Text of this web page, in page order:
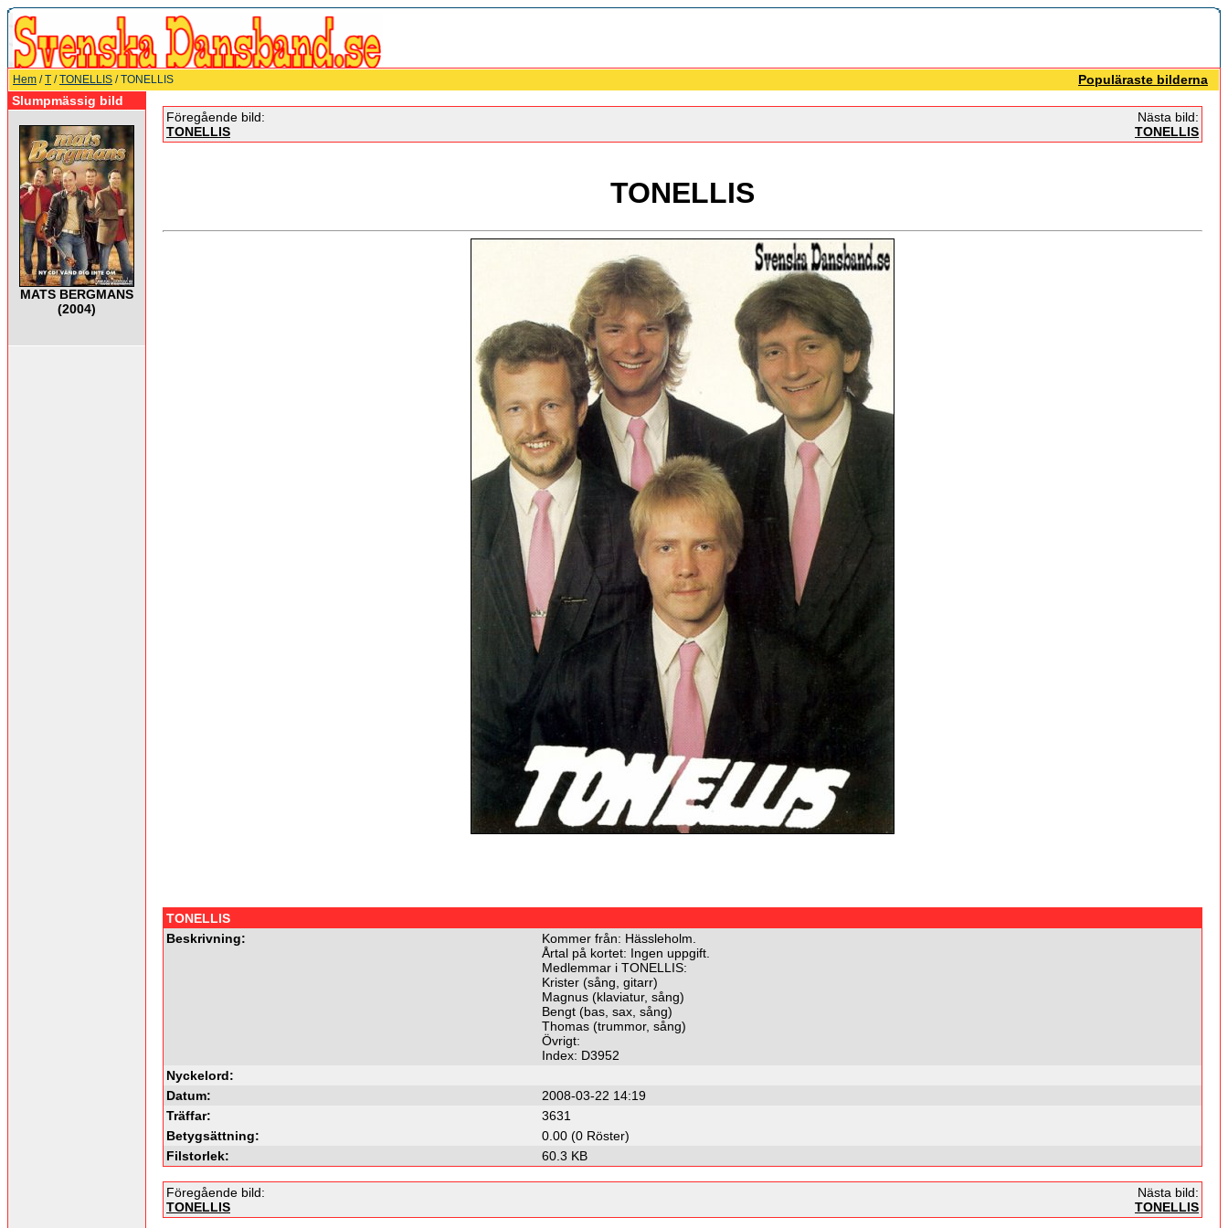
Hem /T /TONELLIS / TONELLIS
Populäraste bilderna
Slumpmässig bild
MATS BERGMANS
(2004)
Föregående bild:
TONELLIS
Nästa bild:
TONELLIS
TONELLIS
TONELLIS
Beskrivning:
Kommer från: Hässleholm.
Årtal på kortet: Ingen uppgift.
Medlemmar i TONELLIS:
Krister (sång, gitarr)
Magnus (klaviatur, sång)
Bengt (bas, sax, sång)
Thomas (trummor, sång)
Övrigt:
Index: D3952
Nyckelord:
Datum:
2008-03-22 14:19
Träffar:
3631
Betygsättning:
0.00 (0 Röster)
Filstorlek:
60.3 KB
Föregående bild:
TONELLIS
Nästa bild:
TONELLIS